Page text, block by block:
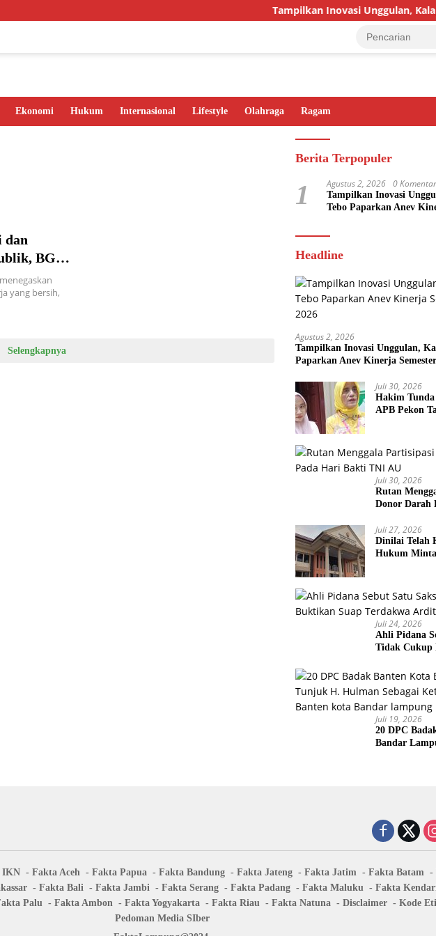
Tampilkan Inovasi Unggulan,
Ekonomi Hukum Internasional Lifestyle Olahraga Ragam
dan
BGN
yang bersih,
Selengkapnya
Berita Terpopuler
1 Agustus 2, 2026 0 Komentar
Tampilkan Inovasi
Tebo Paparkan Anev
Headline
Agustus 2, 2026
Tampilkan Inovasi Unggulan,
Paparkan Anev Kinerja
Juli 30, 2026
Hakim
APB Pekon
Juli 30, 2026
Rutan
Donor Darah
Juli 27, 2026
Dinilai Telah
Hukum
Juli 24, 2026
Ahli Pidana
Tidak Cukup
Juli 19, 2026
20 DPC
Bandar
IKN Fakta Aceh Fakta Papua Fakta Bandung Fakta Jateng Fakta Jatim Fakta Batam
Fakta Bali Fakta Jambi Fakta Serang Fakta Padang Fakta Maluku Fakta
Palu Fakta Ambon Fakta Yogyakarta Fakta Riau Fakta Natuna Disclaimer Kode
Pedoman Media SIber